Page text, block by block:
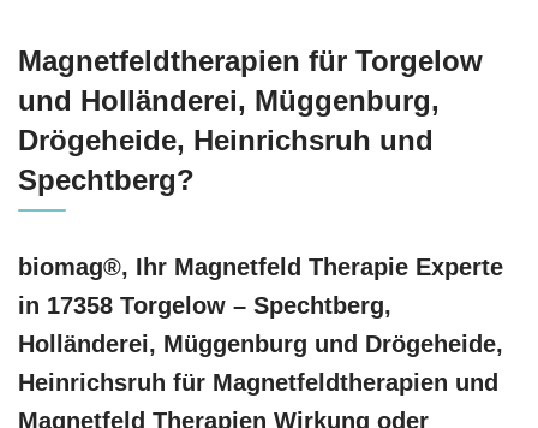
Magnetfeldtherapien für Torgelow
und Holländerei, Müggenburg,
Drögeheide, Heinrichsruh und
Spechtberg?
biomag®, Ihr Magnetfeld Therapie Experte
in 17358 Torgelow – Spechtberg,
Holländerei, Müggenburg und Drögeheide,
Heinrichsruh für Magnetfeldtherapien und
Magnetfeld Therapien Wirkung oder